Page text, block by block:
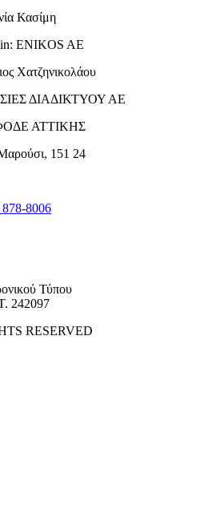
Κασίμη
ENIKOS AE
Χατζηνικολάου
ΔΙΑΔΙΚΤΥΟΥ ΑΕ
ΑΤΤΙΚΗΣ
151 24
8006
Τύπου
242097
RESERVED